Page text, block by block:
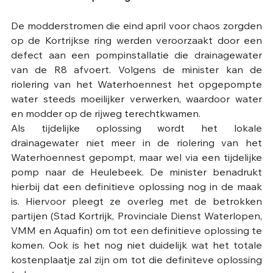
De modderstromen die eind april voor chaos zorgden
op de Kortrijkse ring werden veroorzaakt door een
defect aan een pompinstallatie die drainagewater
van de R8 afvoert. Volgens de minister kan de
riolering van het Waterhoennest het opgepompte
water steeds moeilijker verwerken, waardoor water
en modder op de rijweg terechtkwamen.
Als tijdelijke oplossing wordt het lokale
drainagewater niet meer in de riolering van het
Waterhoennest gepompt, maar wel via een tijdelijke
pomp naar de Heulebeek. De minister benadrukt
hierbij dat een definitieve oplossing nog in de maak
is. Hiervoor pleegt ze overleg met de betrokken
partijen (Stad Kortrijk, Provinciale Dienst Waterlopen,
VMM en Aquafin) om tot een definitieve oplossing te
komen. Ook is het nog niet duidelijk wat het totale
kostenplaatje zal zijn om tot die definiteve oplossing